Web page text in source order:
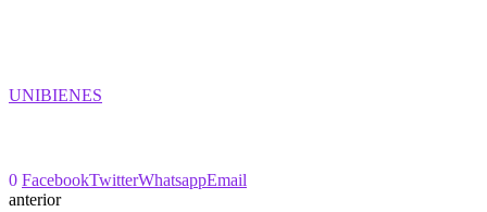
UNIBIENES
0 FacebookTwitterWhatsappEmail
anterior